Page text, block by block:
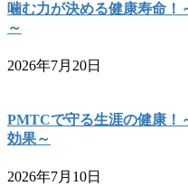
噛む力が決める健康寿命
～
2026年7月20日
PMTCで守る生涯の健康！
効果～
2026年7月10日